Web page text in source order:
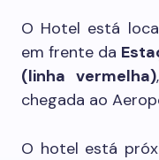
O Hotel está
em frente da
(linha vermelha)
chegada ao
O hotel está